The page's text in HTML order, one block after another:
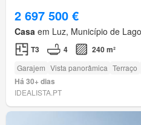
2 697 500 €
Casa em Luz, Município de
T3 4 240 m²
Garajem Vista panorâmica Terraço
Há 30+ dias
IDEALISTA.PT